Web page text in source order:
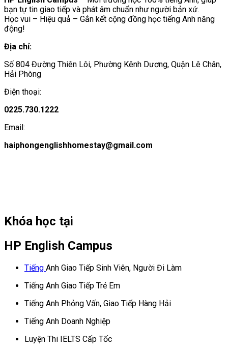
bạn tự tin giao tiếp và phát âm chuẩn như người bản xứ.
Học vui – Hiệu quả – Gắn kết cộng đồng học tiếng Anh năng
động!
Địa chỉ:
Số 804 Đường Thiên Lôi, Phường Kênh Dương, Quận Lê Chân,
Hải Phòng
Điện thoại:
0225.730.1222
Email:
haiphongenglishhomestay@gmail.com
Khóa học tại
HP English Campus
Tiếng Anh Giao Tiếp Sinh Viên, Người Đi Làm
Tiếng Anh Giao Tiếp Trẻ Em
Tiếng Anh Phỏng Vấn, Giao Tiếp Hàng Hải
Tiếng Anh Doanh Nghiệp
Luyện Thi IELTS Cấp Tốc